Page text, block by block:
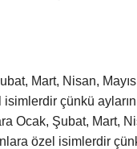
Mart, Nisan,
çünkü
Ocak, Şubat, Mart,
özel isimlerdir